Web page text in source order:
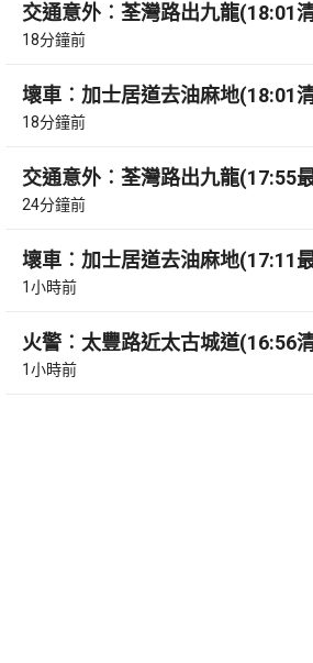
交通意外︰荃灣路出九龍(18:01
18分鐘前
壞車︰加士居道去油麻地(18:01
18分鐘前
交通意外︰荃灣路出九龍(17:55
24分鐘前
壞車︰加士居道去油麻地(17:11
1小時前
火警︰太豐路近太古城道(16:56
1小時前